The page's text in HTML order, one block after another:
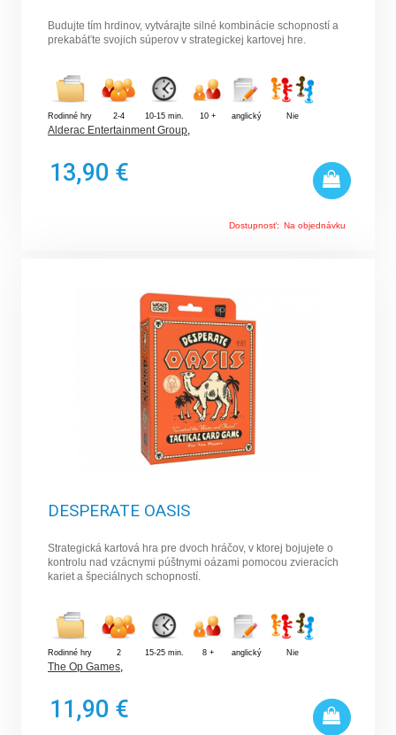
Budujte tím hrdinov, vytvárajte silné kombinácie schopností a
prekabáťte svojich súperov v strategickej kartovej hre.
Rodinné hry 2-4 10-15 min. 10 + anglický Nie
Alderac Entertainment Group,
13,90 €
Dostupnosť: Na objednávku
DESPERATE OASIS
Strategická kartová hra pre dvoch hráčov, v ktorej bojujete o
kontrolu nad vzácnymi púštnymi oázami pomocou zvieracích
kariet a špeciálnych schopností.
Rodinné hry 2 15-25 min. 8 + anglický Nie
The Op Games
11,90 €